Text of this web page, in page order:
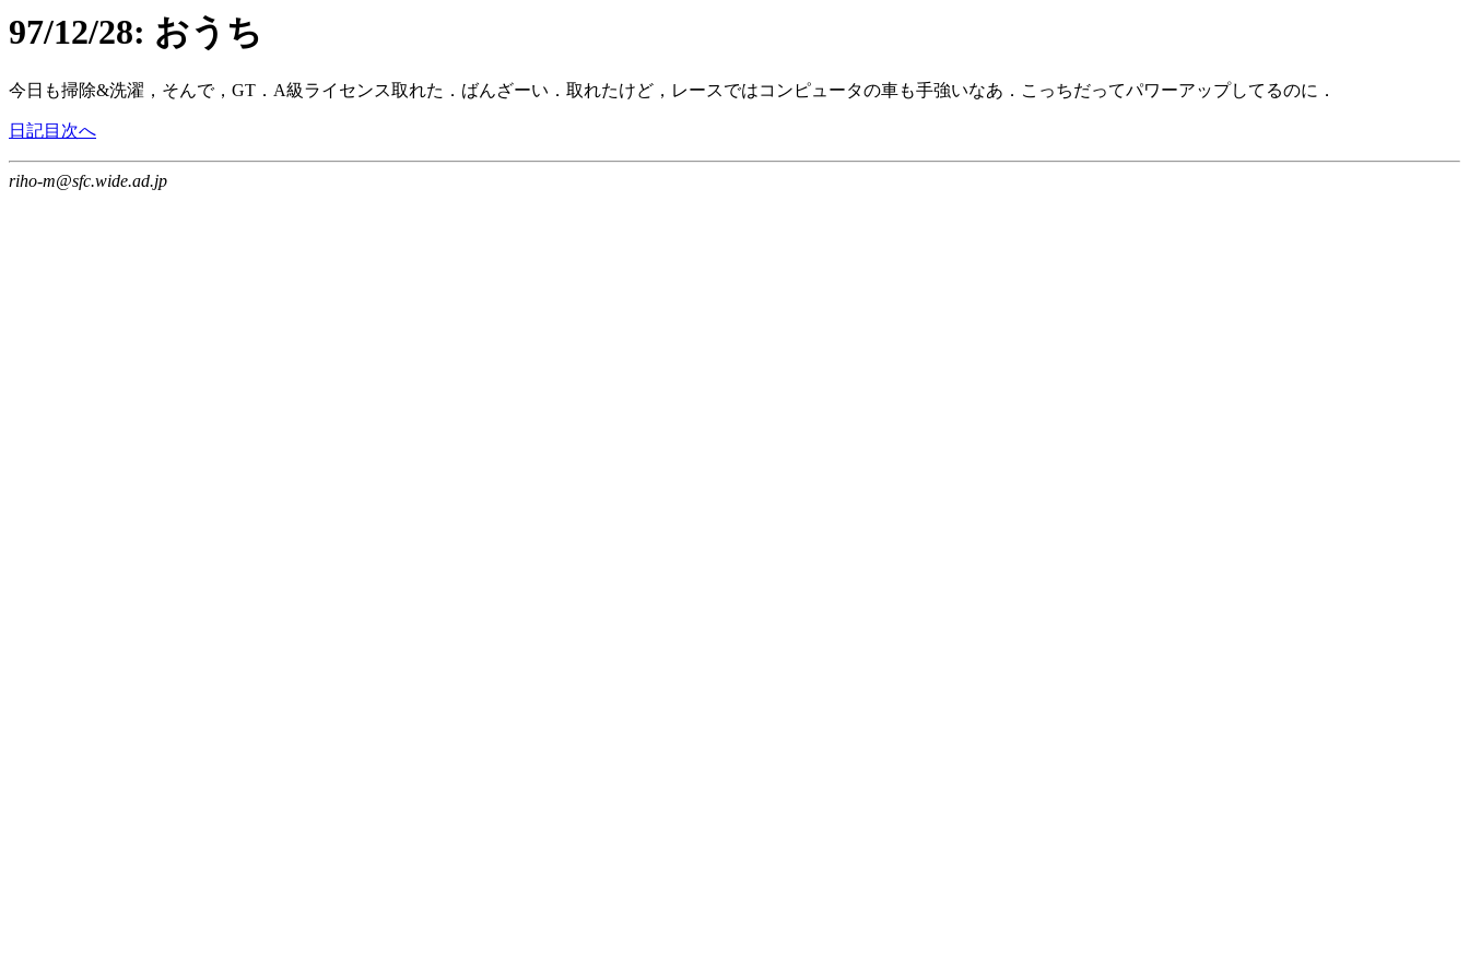
97/12/28: おうち
今日も掃除&洗濯，そんで，GT．A級ライセンス取れた．ばんざーい．取れたけど，レースではコンピュータの車も手強いなあ．こっちだってパワーアップしてるのに．
日記目次へ
riho-m@sfc.wide.ad.jp